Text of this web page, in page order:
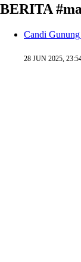
BERITA
Candi
28 JUN 2025,